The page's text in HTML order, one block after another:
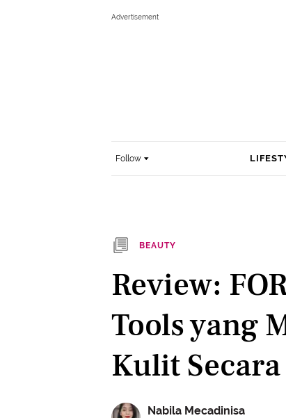
Follow
BEAUTY
Review:
Tools yang
Kulit
Nabila Mecadinisa